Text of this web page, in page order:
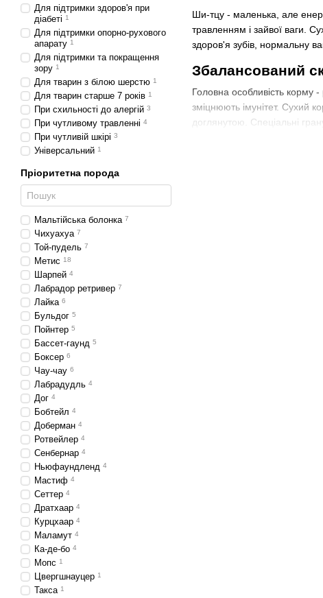
Ши-тцу - маленька, але
травленням і зайвої ваги.
здоров'я зубів, нормальну
Збалансований
Головна особливість корму -
зміцнюють імунітет. Сухий
доглянутою. Спеціальні
Для підтримки здоров'я при
діабеті 1
Для підтримки опорно-рухового
апарату 1
Для підтримки та покращення
зору 1
Для тварин з білою шерстю 1
Для тварин старше 7 років 1
При схильності до алергій 3
При чутливому травленні 4
При чутливій шкірі 3
Універсальний 1
Пріоритетна порода
Мальтійська болонка 7
Чихуахуа 7
Той-пудель 7
Метис 18
Шарпей 4
Лабрадор ретривер 7
Лайка 6
Бульдог 5
Пойнтер 5
Бассет-гаунд 5
Боксер 6
Чау-чау 6
Лабрадудль 4
Дог 4
Бобтейл 4
Доберман 4
Ротвейлер 4
Сенбернар 4
Ньюфаундленд 4
Мастиф 4
Сеттер 4
Дратхаар 4
Курцхаар 4
Маламут 4
Ка-де-бо 4
Мопс 1
Цвергшнауцер 1
Такса 1